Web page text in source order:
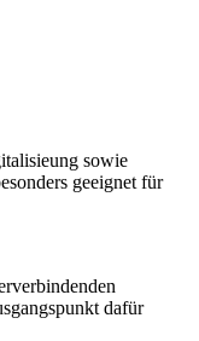
sowie
geeignet für
dafür